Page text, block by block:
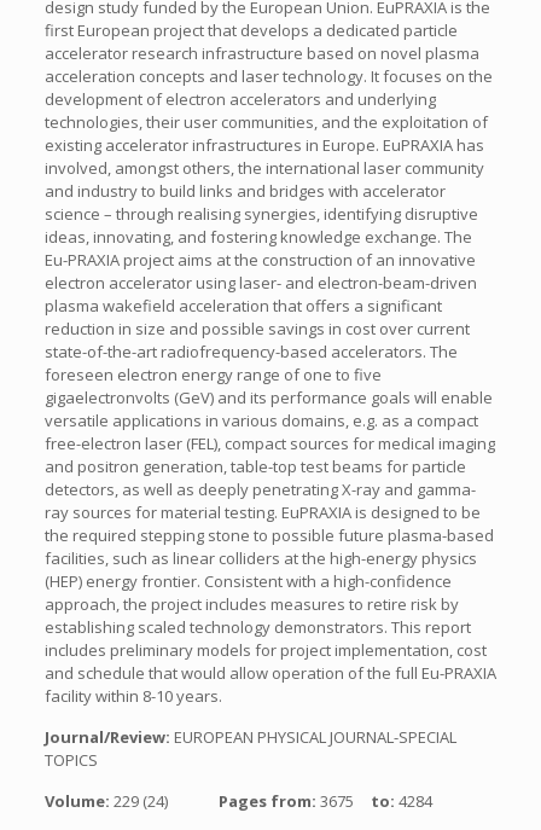
design study funded by the European Union. EuPRAXIA is the
first European project that develops a dedicated particle
accelerator research infrastructure based on novel plasma
acceleration concepts and laser technology. It focuses on the
development of electron accelerators and underlying
technologies, their user communities, and the exploitation of
existing accelerator infrastructures in Europe. EuPRAXIA has
involved, amongst others, the international laser community
and industry to build links and bridges with accelerator
science – through realising synergies, identifying disruptive
ideas, innovating, and fostering knowledge exchange. The
Eu-PRAXIA project aims at the construction of an innovative
electron accelerator using laser- and electron-beam-driven
plasma wakefield acceleration that offers a significant
reduction in size and possible savings in cost over current
state-of-the-art radiofrequency-based accelerators. The
foreseen electron energy range of one to five
gigaelectronvolts (GeV) and its performance goals will enable
versatile applications in various domains, e.g. as a compact
free-electron laser (FEL), compact sources for medical imaging
and positron generation, table-top test beams for particle
detectors, as well as deeply penetrating X-ray and gamma-
ray sources for material testing. EuPRAXIA is designed to be
the required stepping stone to possible future plasma-based
facilities, such as linear colliders at the high-energy physics
(HEP) energy frontier. Consistent with a high-confidence
approach, the project includes measures to retire risk by
establishing scaled technology demonstrators. This report
includes preliminary models for project implementation, cost
and schedule that would allow operation of the full Eu-PRAXIA
facility within 8-10 years.
Journal/Review: EUROPEAN PHYSICAL JOURNAL-SPECIAL
TOPICS
Volume: 229 (24) Pages from: 3675 to: 4284